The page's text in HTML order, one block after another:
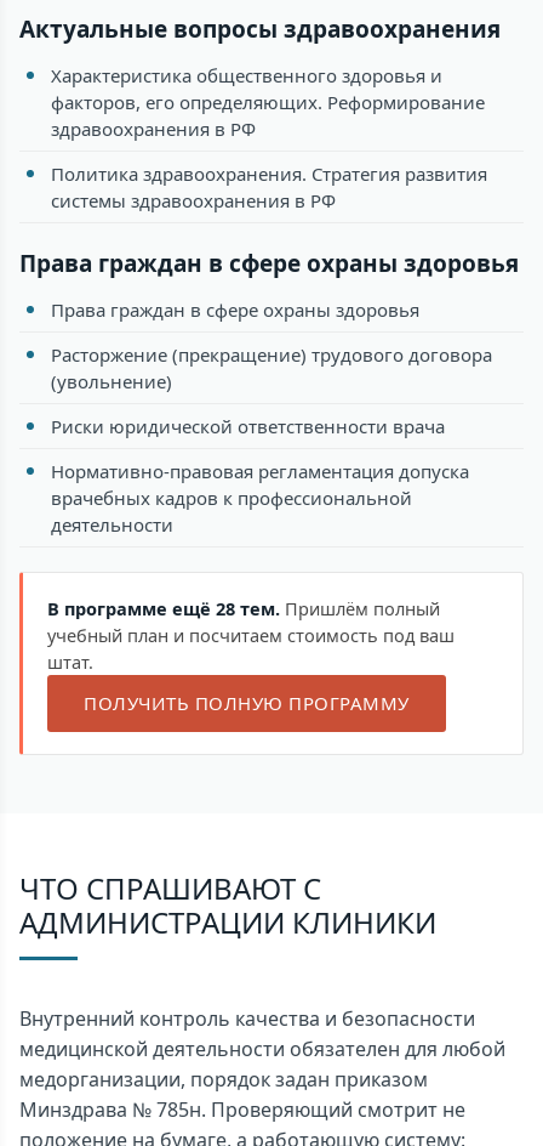
Актуальные вопросы здравоохранения
Характеристика общественного здоровья и
факторов, его определяющих. Реформирование
здравоохранения в РФ
Политика здравоохранения. Стратегия развития
системы здравоохранения в РФ
Права граждан в сфере охраны здоровья
Права граждан в сфере охраны здоровья
Расторжение (прекращение) трудового договора
(увольнение)
Риски юридической ответственности врача
Нормативно-правовая регламентация допуска
врачебных кадров к профессиональной
деятельности
В программе ещё 28 тем. Пришлём полный
учебный план и посчитаем стоимость под ваш
штат.
ПОЛУЧИТЬ ПОЛНУЮ ПРОГРАММУ
ЧТО СПРАШИВАЮТ С
АДМИНИСТРАЦИИ КЛИНИКИ
Внутренний контроль качества и безопасности
медицинской деятельности обязателен для любой
медорганизации, порядок задан приказом
Минздрава № 785н. Проверяющий смотрит не
положение на бумаге, а работающую систему: